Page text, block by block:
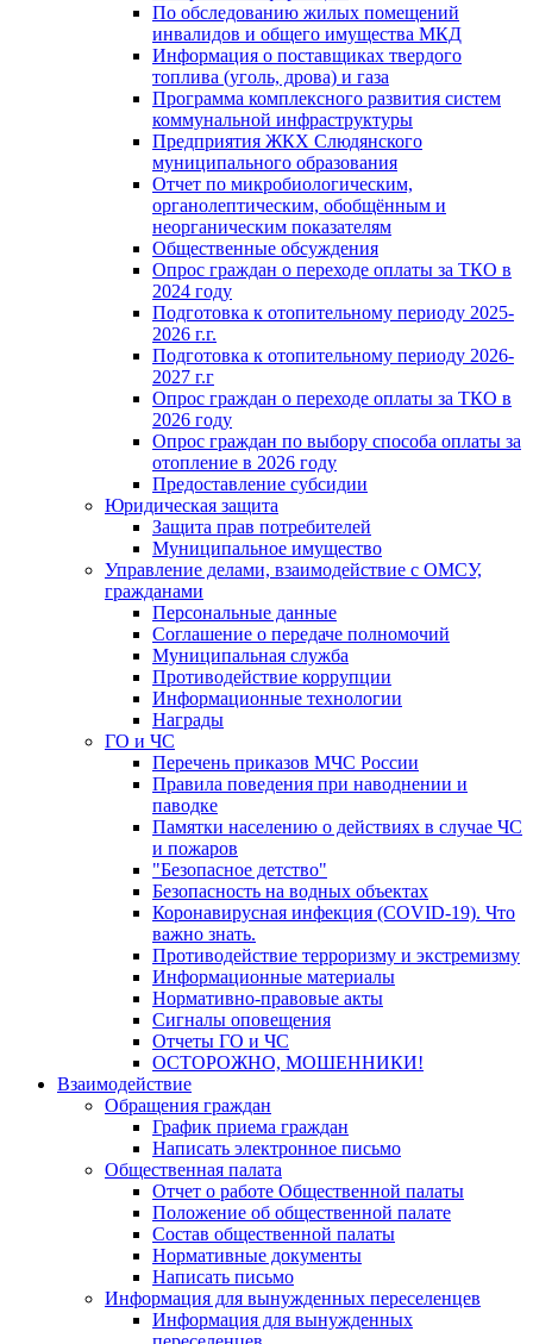
По обследованию жилых помещений
инвалидов и общего имущества МКД
Информация о поставщиках твердого
топлива (уголь, дрова) и газа
Программа комплексного развития систем
коммунальной инфраструктуры
Предприятия ЖКХ Слюдянского
муниципального образования
Отчет по микробиологическим,
органолептическим, обобщённым и
неорганическим показателям
Общественные обсуждения
Опрос граждан о переходе оплаты за ТКО в
2024 году
Подготовка к отопительному периоду 2025-
2026 г.г.
Подготовка к отопительному периоду 2026-
2027 г.г
Опрос граждан о переходе оплаты за ТКО в
2026 году
Опрос граждан по выбору способа оплаты за
отопление в 2026 году
Предоставление субсидии
Юридическая защита
Защита прав потребителей
Муниципальное имущество
Управление делами, взаимодействие с ОМСУ,
гражданами
Персональные данные
Соглашение о передаче полномочий
Муниципальная служба
Противодействие коррупции
Информационные технологии
Награды
ГО и ЧС
Перечень приказов МЧС России
Правила поведения при наводнении и
паводке
Памятки населению о действиях в случае ЧС
и пожаров
"Безопасное детство"
Безопасность на водных объектах
Коронавирусная инфекция (COVID-19). Что
важно знать.
Противодействие терроризму и экстремизму
Информационные материалы
Нормативно-правовые акты
Сигналы оповещения
Отчеты ГО и ЧС
ОСТОРОЖНО, МОШЕННИКИ!
Взаимодействие
Обращения граждан
График приема граждан
Написать электронное письмо
Общественная палата
Отчет о работе Общественной палаты
Положение об общественной палате
Состав общественной палаты
Нормативные документы
Написать письмо
Информация для вынужденных переселенцев
Информация для вынужденных